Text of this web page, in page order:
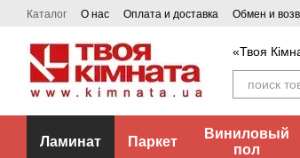
Перейти к основному контенту
Каталог О нас Оплата и доставка Обмен и
«Твоя
Ламинат Паркет
Виниловый
пол